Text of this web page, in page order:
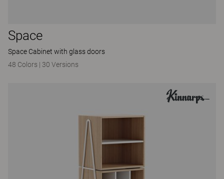
Space
Space Cabinet with glass doors
48 Colors | 30 Versions